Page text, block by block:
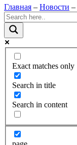
Главная – Новости –
Exact matches only
Search in title
Search in content